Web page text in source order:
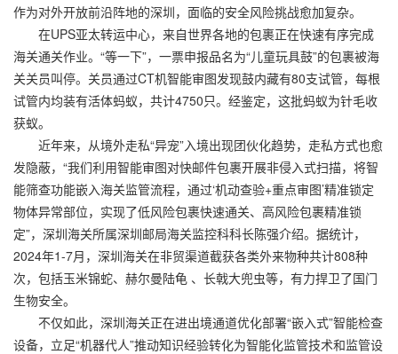
作为对外开放前沿阵地的深圳，面临的安全风险挑战愈加复杂。
在UPS亚太转运中心，来自世界各地的包裹正在快速有序完成
海关通关作业。“等一下”，一票申报品名为“儿童玩具鼓”的包裹被海
关关员叫停。关员通过CT机智能审图发现鼓内藏有80支试管，每根
试管内均装有活体蚂蚁，共计4750只。经鉴定，这批蚂蚁为针毛收
获蚁。
近年来，从境外走私“异宠”入境出现团伙化趋势，走私方式也愈
发隐蔽，“我们利用智能审图对快邮件包裹开展非侵入式扫描，将智
能筛查功能嵌入海关监管流程，通过‘机动查验+重点审图’精准锁定
物体异常部位，实现了低风险包裹快速通关、高风险包裹精准锁
定”，深圳海关所属深圳邮局海关监控科科长陈强介绍。据统计，
2024年1-7月，深圳海关在非贸渠道截获各类外来物种共计808种
次，包括玉米锦蛇、赫尔曼陆龟 、长戟大兜虫等，有力捍卫了国门
生物安全。
不仅如此，深圳海关正在进出境通道优化部署“嵌入式”智能检查
设备，立足“机器代人”推动知识经验转化为智能化监管技术和监管设